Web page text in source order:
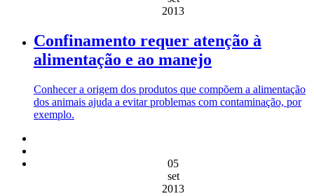
2013
Confinamento requer atenção à
alimentação e ao manejo
Conhecer a origem dos produtos que compõem a alimentação
dos animais ajuda a evitar problemas com contaminação, por
exemplo.
05
set
2013